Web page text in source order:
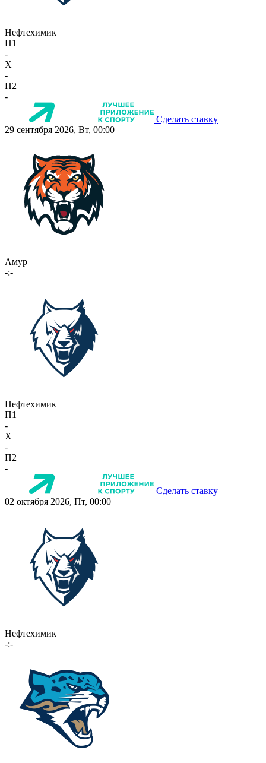
Нефтехимик
П1
-
X
-
П2
-
Сделать ставку
29 сентября 2026, Вт, 00:00
Амур
-:-
Нефтехимик
П1
-
X
-
П2
-
Сделать ставку
02 октября 2026, Пт, 00:00
Нефтехимик
-:-